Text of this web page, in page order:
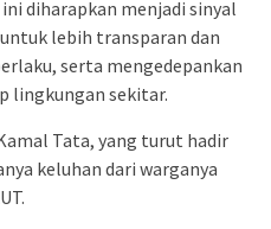
diharapkan menjadi sinyal
lebih transparan dan
serta mengedepankan
lingkungan sekitar.
Tata, yang turut hadir
keluhan dari warganya